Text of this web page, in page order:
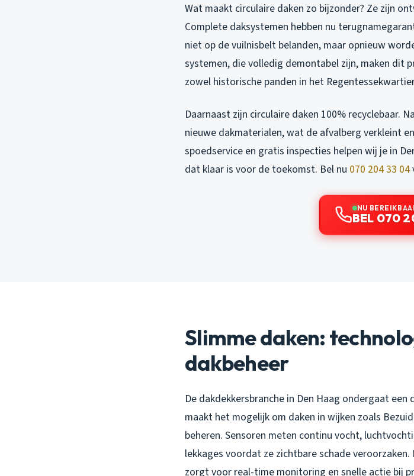
Wat maakt circulaire daken zo bijzonder? Ze zijn
Complete daksystemen hebben nu
niet op de vuilnisbelt belanden, maar opnieuw
systemen, die volledig demontabel zijn, maken dit
zowel historische panden in het
Daarnaast zijn circulaire daken 100% recyclebaar.
nieuwe dakmaterialen, wat de afvalberg verkleint
spoedservice en gratis inspecties helpen wij je in
dat klaar is voor de toekomst. Bel nu 070 204 33 04
NU
BEL 070
Slimme daken:
dakbeheer
De dakdekkersbranche in Den Haag ondergaat
maakt het mogelijk om daken in wijken zoals
beheren. Sensoren meten continu vocht,
lekkages voordat ze zichtbare schade
zorgt voor real-time monitoring en snelle actie bij